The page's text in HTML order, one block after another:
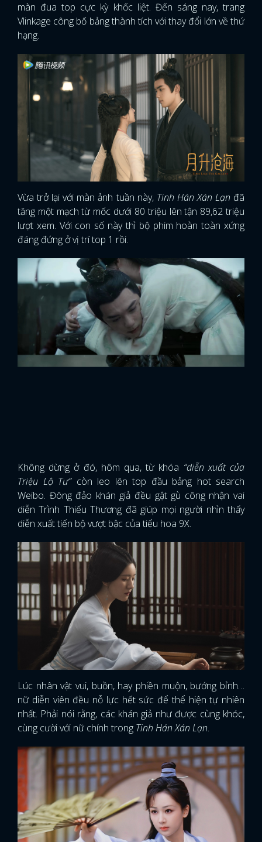
màn đua top cực kỳ khốc liệt. Đến sáng nay, trang
Vlinkage công bố bảng thành tích với thay đổi lớn về thứ
hạng.
Vừa trở lại với màn ảnh tuần này,Tinh Hán Xán Lạn đã
tăng một mạch từ mốc dưới 80 triệu lên tận 89,62 triệu
lượt xem. Với con số này thì bộ phim hoàn toàn xứng
đáng đứng ở vị trí top 1 rồi.
Không dừng ở đó, hôm qua, từ khóa “diễn xuất của
Triệu Lộ Tư”còn leo lên top đầu bảng hot search
Weibo. Đông đảo khán giả đều gật gù công nhận vai
diễn Trình Thiếu Thương đã giúp mọi người nhìn thấy
diễn xuất tiến bộ vượt bậc của tiểu hoa 9X.
Lúc nhân vật vui, buồn, hay phiền muộn, bướng bỉnh…
nữ diễn viên đều nỗ lực hết sức để thể hiện tự nhiên
nhất. Phải nói rằng, các khán giả như được cùng khóc,
cùng cười với nữ chính trong Tinh Hán Xán Lạn.